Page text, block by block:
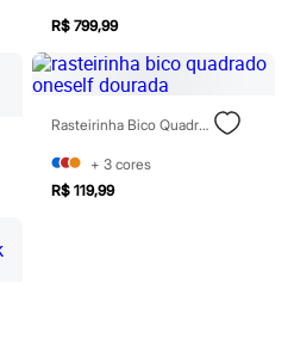
R$ 799,99
Rasteirinha Bico Quadrado Oneself Dourada
+ 3 cores
R$ 119,99